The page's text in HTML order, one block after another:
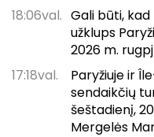
18:06val. Gali būti,
užklups
2026 m.
17:18val.
Paryžiuje ir
sendaikčių
šeštadienį,
Mergelės